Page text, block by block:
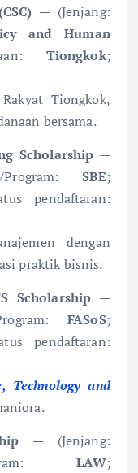
— (Jenjang:
and Human
Tiongkok;
Tiongkok,
bersama.
Scholarship —
Program:SBE;
pendaftaran:
dengan
praktik bisnis.
Scholarship —
FASoS;
pendaftaran:
Technology and
— (Jenjang:
LAW;